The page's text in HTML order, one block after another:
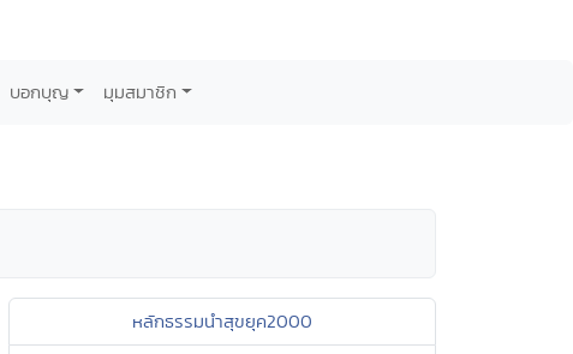
บอกบุญ มุมสมาชิก
หลักธรรมนำสุขยุค2000